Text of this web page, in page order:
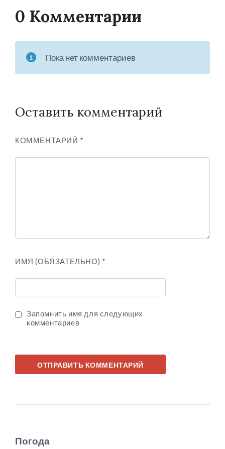
0 Комментарии
Пока нет комментариев
Оставить комментарий
КОММЕНТАРИЙ *
ИМЯ (ОБЯЗАТЕЛЬНО) *
Запомнить имя для следующих
комментариев
Погода